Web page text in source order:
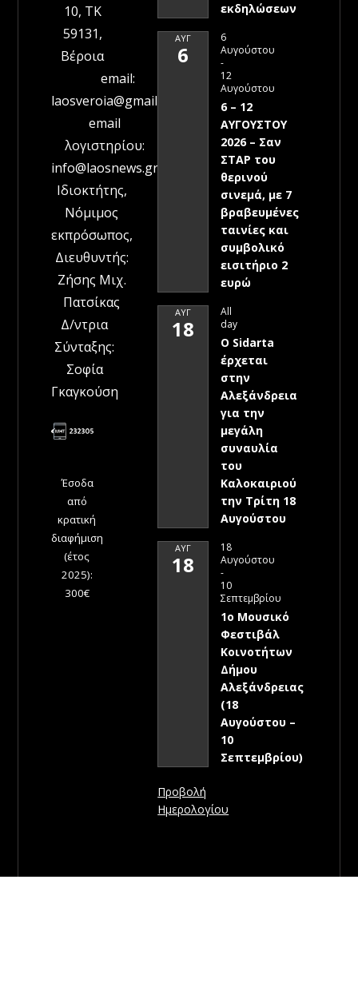
10, ΤΚ
59131,
Βέροια
email:
laosveroia@gmail.com
email
λογιστηρίου:
info@laosnews.gr
Ιδιοκτήτης,
Νόμιμος
εκπρόσωπος,
Διευθυντής:
Ζήσης Μιχ.
Πατσίκας
Δ/ντρια
Σύνταξης:
Σοφία
Γκαγκούση
Έσοδα
από
κρατική
διαφήμιση
(έτος
2025):
300€
εκδηλώσεων
ΑΥΓ
6
6
Αυγούστου
-
12
Αυγούστου
6 – 12
ΑΥΓΟΥΣΤΟΥ
2026 – Σαν
ΣΤΑΡ του
θερινού
σινεμά, με 7
βραβευμένες
ταινίες και
συμβολικό
εισιτήριο 2
ευρώ
ΑΥΓ
18
All
day
Ο Sidarta
έρχεται
στην
Αλεξάνδρεια
για την
μεγάλη
συναυλία
του
Καλοκαιριού
την Τρίτη 18
Αυγούστου
ΑΥΓ
18
18
Αυγούστου
-
10
Σεπτεμβρίου
1ο Μουσικό
Φεστιβάλ
Κοινοτήτων
Δήμου
Αλεξάνδρειας
(18
Αυγούστου –
10
Σεπτεμβρίου)